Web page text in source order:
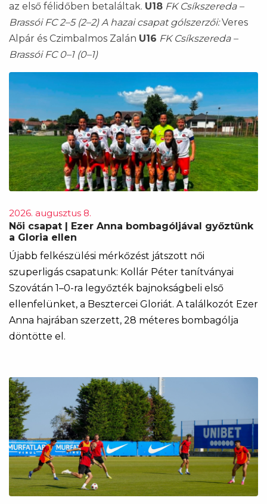
az első félidőben betaláltak. U18 FK Csíkszereda –
Brassói FC 2–5 (2–2) A hazai csapat gólszerzői:Veres
Alpár és Czimbalmos Zalán U16 FK Csíkszereda –
Brassói FC 0–1 (0–1)
2026. augusztus 8.
Női csapat | Ezer Anna bombagóljával győztünk
a Gloria ellen
Újabb felkészülési mérkőzést játszott női
szuperligás csapatunk: Kollár Péter tanítványai
Szovátán 1–0-ra legyőzték bajnokságbeli első
ellenfelünket, a Besztercei Gloriát. A találkozót Ezer
Anna hajrában szerzett, 28 méteres bombagólja
döntötte el.